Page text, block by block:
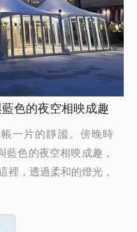
色的夜空相映成趣
一片的靜謐。傍晚時
藍色的夜空相映成趣，
裡，透過柔和的燈光，